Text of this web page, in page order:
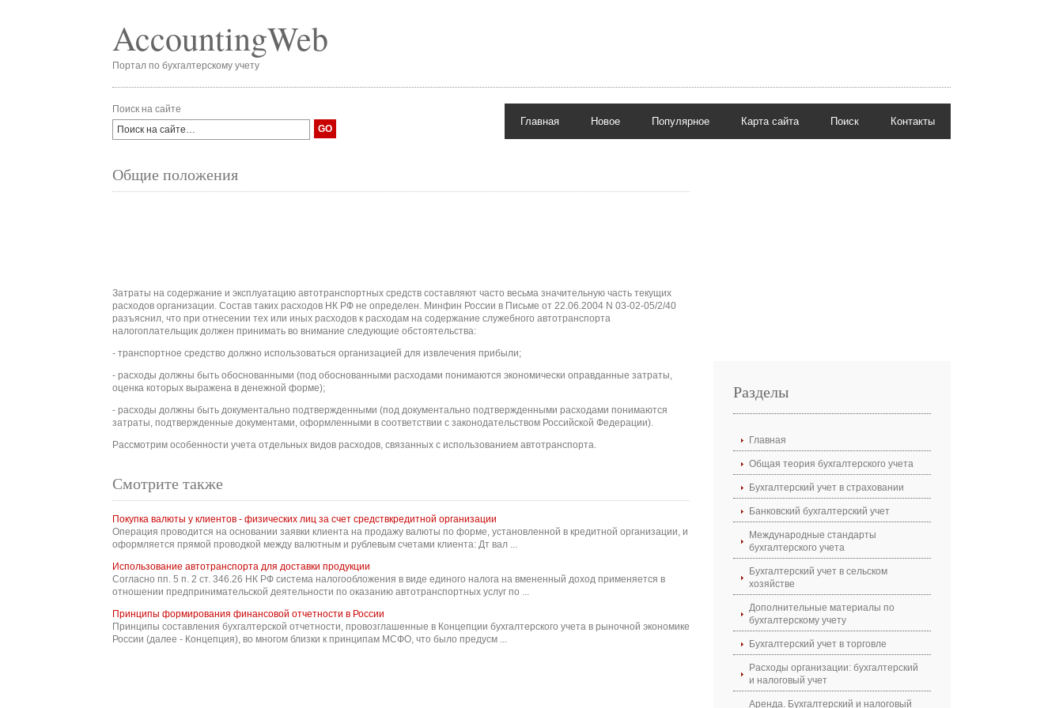
AccountingWeb
Портал по бухгалтерскому учету
Поиск на сайте
Главная Новое Популярное Карта сайта Поиск Контакты
Общие положения
Затраты на содержание и эксплуатацию автотранспортных средств составляют часто весьма значительную часть текущих
расходов организации. Состав таких расходов НК РФ не определен. Минфин России в Письме от 22.06.2004 N 03-02-05/2/40
разъяснил, что при отнесении тех или иных расходов к расходам на содержание служебного автотранспорта
налогоплательщик должен принимать во внимание следующие обстоятельства:
- транспортное средство должно использоваться организацией для извлечения прибыли;
- расходы должны быть обоснованными (под обоснованными расходами понимаются экономически оправданные затраты,
оценка которых выражена в денежной форме);
- расходы должны быть документально подтвержденными (под документально подтвержденными расходами понимаются
затраты, подтвержденные документами, оформленными в соответствии с законодательством Российской Федерации).
Рассмотрим особенности учета отдельных видов расходов, связанных с использованием автотранспорта.
Смотрите также
Покупка валюты у клиентов - физических лиц за счет средствкредитной организации
Операция проводится на основании заявки клиента на продажу валюты по форме, установленной в кредитной организации, и
оформляется прямой проводкой между валютным и рублевым счетами клиента: Дт вал ...
Использование автотранспорта для доставки продукции
Согласно пп. 5 п. 2 ст. 346.26 НК РФ система налогообложения в виде единого налога на вмененный доход применяется в
отношении предпринимательской деятельности по оказанию автотранспортных услуг по ...
Принципы формирования финансовой отчетности в России
Принципы составления бухгалтерской отчетности, провозглашенные в Концепции бухгалтерского учета в рыночной экономике
России (далее - Концепция), во многом близки к принципам МСФО, что было предусм ...
Разделы
Главная
Общая теория бухгалтерского учета
Бухгалтерский учет в страховании
Банковский бухгалтерский учет
Международные стандарты
бухгалтерского учета
Бухгалтерский учет в сельском
хозяйстве
Дополнительные материалы по
бухгалтерскому учету
Бухгалтерский учет в торговле
Расходы организации: бухгалтерский
и налоговый учет
Аренда. Бухгалтерский и налоговый